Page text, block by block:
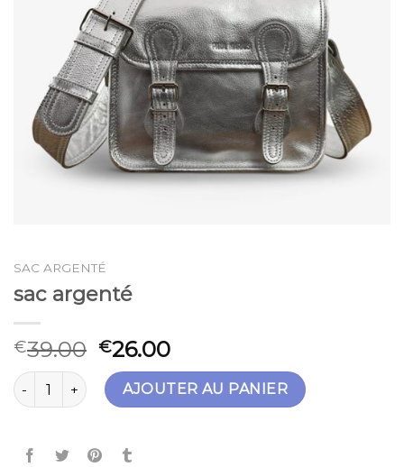
SAC ARGENTÉ
sac argenté
€39.00 €26.00
quantité de sac argentéAJOUTER AU PANIER